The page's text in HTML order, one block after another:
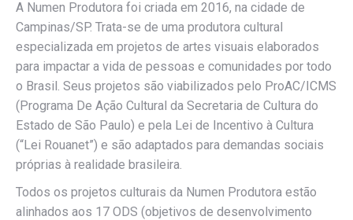
A Numen Produtora foi criada em 2016, na cidade de
Campinas/SP. Trata-se de uma produtora cultural
especializada em projetos de artes visuais elaborados
para impactar a vida de pessoas e comunidades por todo
o Brasil. Seus projetos são viabilizados pelo ProAC/ICMS
(Programa De Ação Cultural da Secretaria de Cultura do
Estado de São Paulo) e pela Lei de Incentivo à Cultura
(“Lei Rouanet”) e são adaptados para demandas sociais
próprias à realidade brasileira.
Todos os projetos culturais da Numen Produtora estão
alinhados aos 17 ODS (objetivos de desenvolvimento